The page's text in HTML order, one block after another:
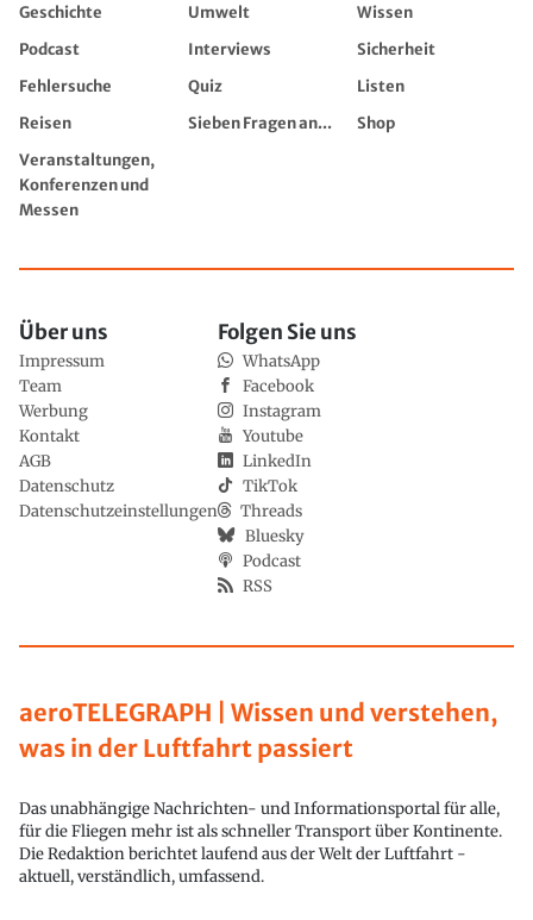
Geschichte Umwelt
Wissen
Podcast
Interviews
Sicherheit
Fehlersuche
Quiz
Listen
Reisen
Sieben Fragen an...
Shop
Veranstaltungen,
Konferenzen und
Messen
aeroTELEGRAPH | Wissen und verstehen,
was in der Luftfahrt passiert
Das unabhängige Nachrichten- und Informationsportal für alle,
für die Fliegen mehr ist als schneller Transport über Kontinente.
Die Redaktion berichtet laufend aus der Welt der Luftfahrt -
aktuell, verständlich, umfassend.
Über uns
Impressum
Team
Werbung
Kontakt
AGB
Datenschutz
Datenschutzeinstellungen
Folgen Sie uns
WhatsApp
Facebook
Instagram
Youtube
LinkedIn
TikTok
Threads
Bluesky
Podcast
RSS